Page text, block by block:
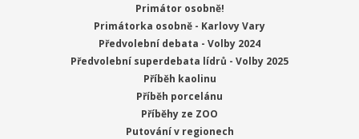
Primátor osobně!
Primátorka osobně - Karlovy Vary
Předvolební debata - Volby 2024
Předvolební superdebata lídrů - Volby 2025
Příběh kaolinu
Příběh porcelánu
Příběhy ze ZOO
Putování v regionech